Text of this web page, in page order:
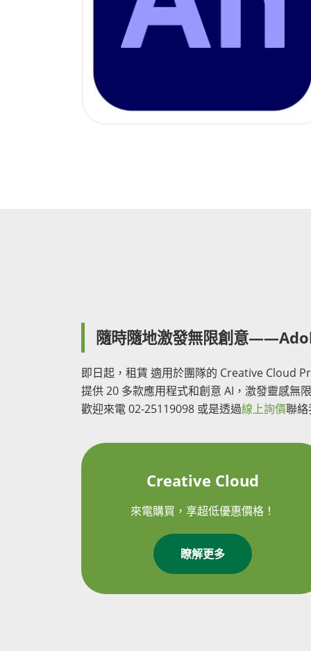
隨時隨地激發無限創意
即日起，租賃 適用於團隊的 Creative Cloud
提供 20 多款應用程式和創意 AI，激發靈感無
歡迎來電 02-25119098 或是透過線上詢價聯
Creative Cloud
來電購買，享超低優惠價格！
瞭解更多